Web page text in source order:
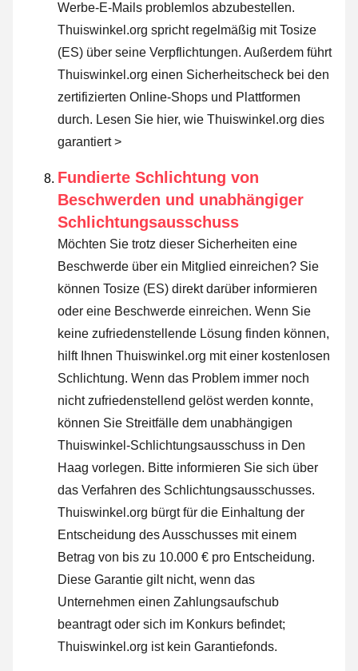
Werbe-E-Mails problemlos abzubestellen.
Thuiswinkel.org spricht regelmäßig mit Tosize
(ES) über seine Verpflichtungen. Außerdem führt
Thuiswinkel.org einen Sicherheitscheck bei den
zertifizierten Online-Shops und Plattformen
durch. Lesen Sie hier, wie Thuiswinkel.org dies
garantiert >
Fundierte Schlichtung von
Beschwerden und unabhängiger
Schlichtungsausschuss
Möchten Sie trotz dieser Sicherheiten eine
Beschwerde über ein Mitglied einreichen? Sie
können Tosize (ES) direkt darüber informieren
oder eine Beschwerde einreichen. Wenn Sie
keine zufriedenstellende Lösung finden können,
hilft Ihnen Thuiswinkel.org mit einer kostenlosen
Schlichtung. Wenn das Problem immer noch
nicht zufriedenstellend gelöst werden konnte,
können Sie Streitfälle dem unabhängigen
Thuiswinkel-Schlichtungsausschuss in Den
Haag vorlegen. Bitte informieren Sie sich über
das Verfahren des Schlichtungsausschusses.
Thuiswinkel.org bürgt für die Einhaltung der
Entscheidung des Ausschusses mit einem
Betrag von bis zu 10.000 € pro Entscheidung.
Diese Garantie gilt nicht, wenn das
Unternehmen einen Zahlungsaufschub
beantragt oder sich im Konkurs befindet;
Thuiswinkel.org ist kein Garantiefonds.